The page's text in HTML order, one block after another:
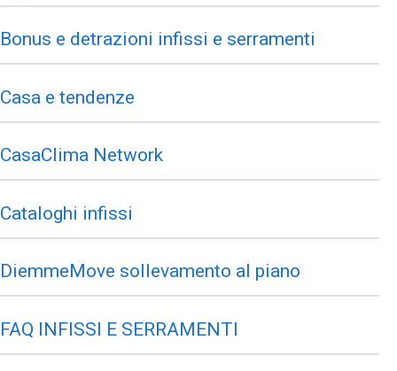
Bonus e detrazioni infissi e serramenti
Casa e tendenze
CasaClima Network
Cataloghi infissi
DiemmeMove sollevamento al piano
FAQ INFISSI E SERRAMENTI